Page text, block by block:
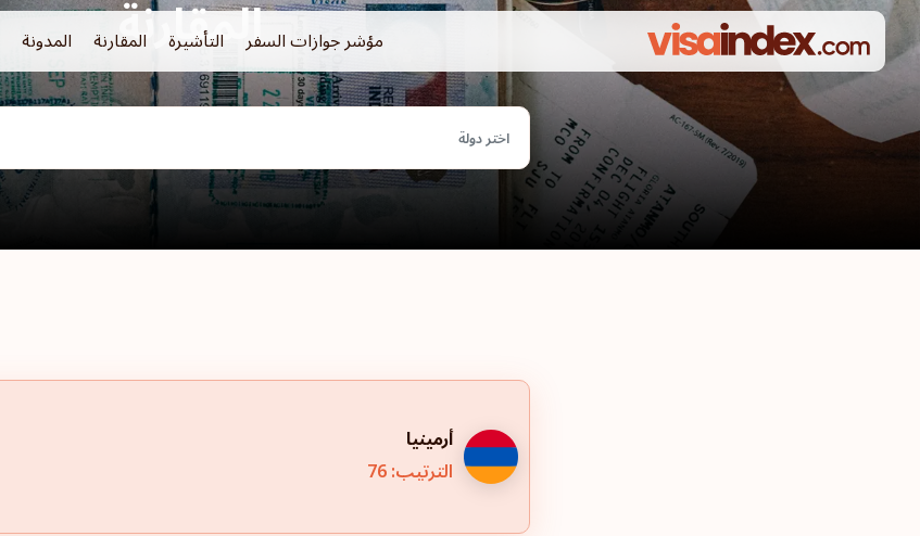
مؤشر جوازات السفر التأشيرة المقارنة المدونة المقارنة
اختر دولة
أرمينيا
الترتيب: 76